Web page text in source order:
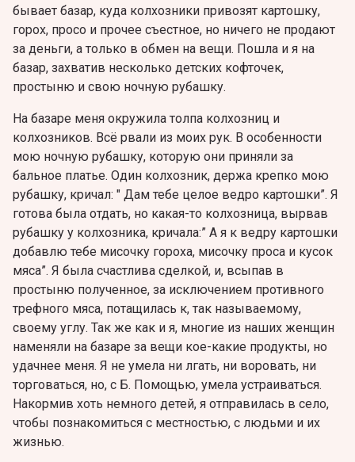
бывает базар, куда колхозники привозят картошку,
горох, просо и прочее съестное, но ничего не продают
за деньги, а только в обмен на вещи. Пошла и я на
базар, захватив несколько детских кофточек,
простыню и свою ночную рубашку.
На базаре меня окружила толпа колхозниц и
колхозников. Всё рвали из моих рук. В особенности
мою ночную рубашку, которую они приняли за
бальное платье. Один колхозник, держа крепко мою
рубашку, кричал: " Дам тебе целое ведро картошки”. Я
готова была отдать, но какая-то колхозница, вырвав
рубашку у колхозника, кричала:” А я к ведру картошки
добавлю тебе мисочку гороха, мисочку проса и кусок
мяса”. Я была счастлива сделкой, и, всыпав в
простыню полученное, за исключением противного
трефного мяса, потащилась к, так называемому,
своему углу. Так же как и я, многие из наших женщин
наменяли на базаре за вещи кое-какие продукты, но
удачнее меня. Я не умела ни лгать, ни воровать, ни
торговаться, но, с Б. Помощью, умела устраиваться.
Накормив хоть немного детей, я отправилась в село,
чтобы познакомиться с местностью, с людьми и их
жизнью.